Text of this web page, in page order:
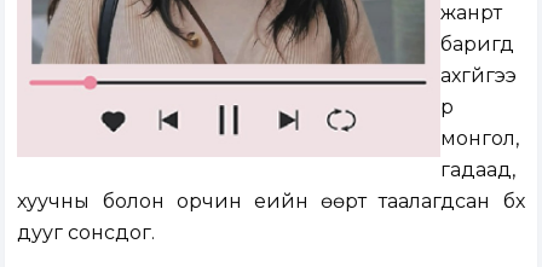
жанрт
баригд
ахгүйгээ
р
монгол,
гадаад,
хуучны болон орчин үеийн өөрт таалагдсан бүх
дууг сонсдог.